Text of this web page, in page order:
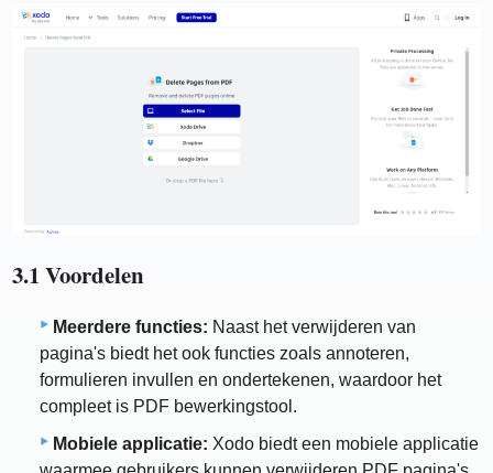
3.1 Voordelen
Meerdere functies: Naast het verwijderen van
pagina's biedt het ook functies zoals annoteren,
formulieren invullen en ondertekenen, waardoor het
compleet is PDF bewerkingstool.
Mobiele applicatie: Xodo biedt een mobiele applicatie